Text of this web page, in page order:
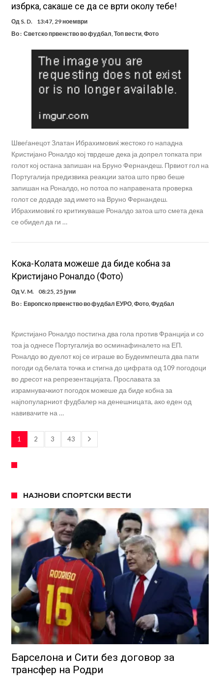
избрка, сакаше се да се врти околу тебе!
Од S. D.
13:47, 29 ноември
Во : Светско првенство во фудбал,Топ вести,Фото
Швеѓанецот Златан Ибрахимовиќ жестоко го нападна
Кристијано Роналдо кој тврдеше дека ја допрел топката при
голот кој остана запишан на Бруно Фернандеш. Првиот гол на
Португалија предизвика реакции затоа што прво беше
запишан на Роналдо, но потоа по направената проверка
голот се додаде зад името на Вруно Фернандеш.
Ибрахимовиќ го критикуваше Роналдо затоа што смета дека
се обидел да ги …
Кока-Колата можеше да биде кобна за
Кристијано Роналдо (Фото)
ОдV. M.
08:25, 25 јуни
Во : Европско првенство во фудбал ЕУРО,Фото,Фудбал
Кристијано Роналдо постигна два гола против Франција и со
тоа ја однесе Португалија во осминафиналето на ЕП.
Роналдо во дуелот кој се играше во Будеимпешта два пати
погоди од белата точка и стигна до цифрата од 109 погодоци
во дресот на репрезентацијата. Прославата за
израмнувачкиот погодок можеше да биде кобна за
најпопуларниот фудбалер на денешницата, ако еден од
навивачите на …
1 2 3 43
НАЈНОВИ СПОРТСКИ ВЕСТИ
Барселона и Сити без договор за
трансфер на Родри